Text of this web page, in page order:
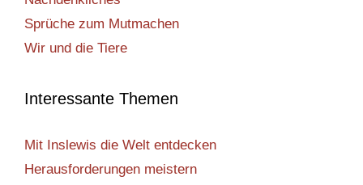
Sprüche zum Mutmachen
Wir und die Tiere
Interessante Themen
Mit Inslewis die Welt entdecken
Herausforderungen meistern